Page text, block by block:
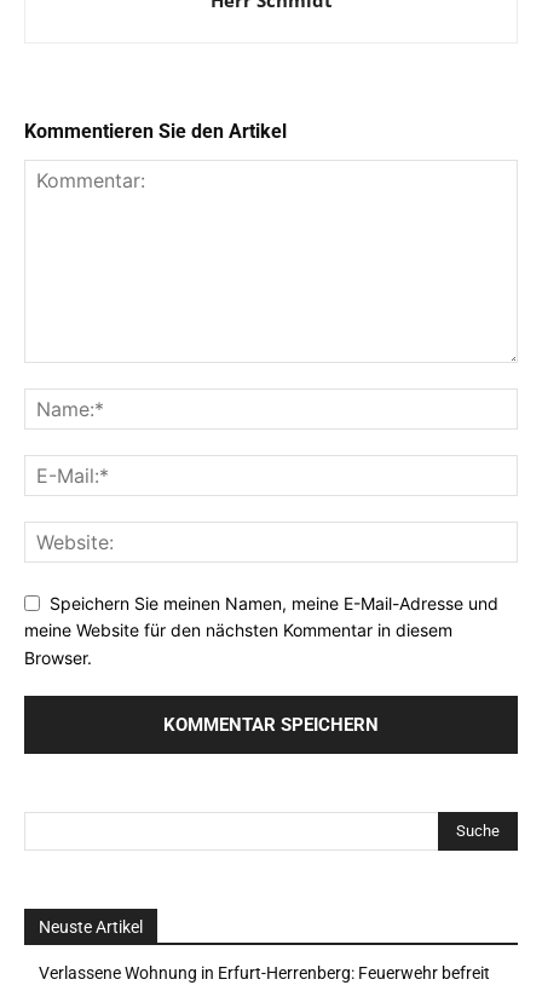
Kommentieren Sie den Artikel
Speichern Sie meinen Namen, meine E-Mail-Adresse und
meine Website für den nächsten Kommentar in diesem
Browser.
Neuste Artikel
Verlassene Wohnung in Erfurt-Herrenberg: Feuerwehr befreit